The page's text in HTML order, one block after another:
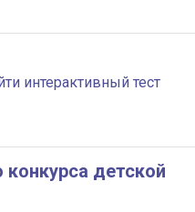
интерактивный тест
детской